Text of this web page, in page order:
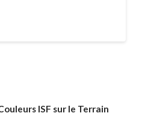
ISF sur le Terrain